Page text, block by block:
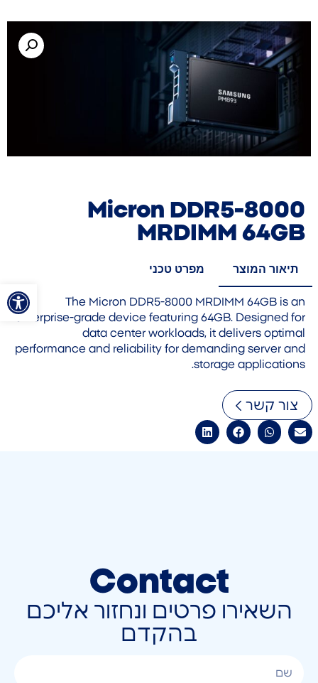
פתח
Micron DDR5-8000
MRDIMM 64GB
תיאור המוצר מפרט טכני
The Micron DDR5-8000 MRDIMM 64GB is an
enterprise-grade device featuring 64GB. Designed for
data center workloads, it delivers optimal
performance and reliability for demanding server and
storage applications.
צור קשר
Contact
השאירו פרטים ונחזור אליכם
בהקדם